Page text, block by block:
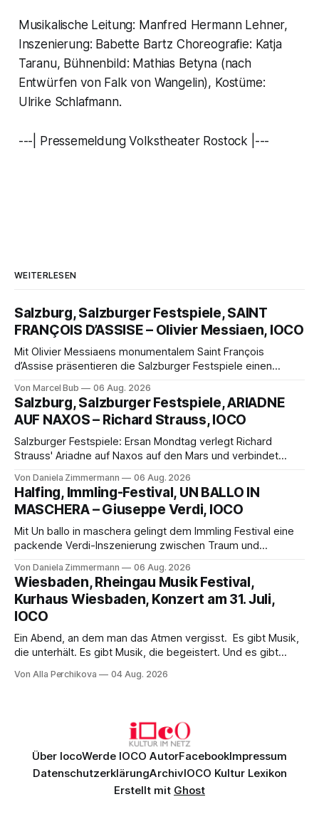
Musikalische Leitung: Manfred Hermann Lehner,
Inszenierung: Babette Bartz Choreografie: Katja
Taranu, Bühnenbild: Mathias Betyna (nach
Entwürfen von Falk von Wangelin), Kostüme:
Ulrike Schlafmann.
---| Pressemeldung Volkstheater Rostock |---
WEITERLESEN
Salzburg, Salzburger Festspiele, SAINT
FRANÇOIS D’ASSISE – Olivier Messiaen, IOCO
Mit Olivier Messiaens monumentalem Saint François
d’Assise präsentieren die Salzburger Festspiele einen
eine bildgewaltige Inszenierung, Maxime Pascal entfaltet
die komplexe Partitur eindrucksvoll, Philippe Sly berührt als
Franziskus.
Von Marcel Bub 06 Aug. 2026
Salzburg, Salzburger Festspiele, ARIADNE
AUF NAXOS – Richard Strauss, IOCO
Salzburger Festspiele: Ersan Mondtag verlegt Richard
Strauss' Ariadne auf Naxos auf den Mars und verbindet
Aufführung mit starken Solisten und den Wiener
Philharmonikern, szenisch bleibt der zweite Akt jedoch
hinter den Erwartungen zurück.
Von Daniela Zimmermann 06 Aug. 2026
Halfing, Immling-Festival, UN BALLO IN
MASCHERA – Giuseppe Verdi, IOCO
Mit Un ballo in maschera gelingt dem Immling Festival eine
packende Verdi-Inszenierung zwischen Traum und
psychologische Tiefe mit starken Bildern, getragen von
einem spielfreudigen Ensemble und einer musikalisch
überzeugenden Gesamtleistung.
Von Daniela Zimmermann 06 Aug. 2026
Wiesbaden, Rheingau Musik Festival,
Kurhaus Wiesbaden, Konzert am 31. Juli,
IOCO
Ein Abend, an dem man das Atmen vergisst. Es gibt Musik,
die unterhält. Es gibt Musik, die begeistert. Und es gibt
Genau so war der Abend im Kurhaus Wiesbaden, an dem
Von Alla Perchikova 04 Aug. 2026
Über IocoWerde IOCO AutorFacebookImpressum
DatenschutzerklärungArchivIOCO Kultur Lexikon
Erstellt mit Ghost